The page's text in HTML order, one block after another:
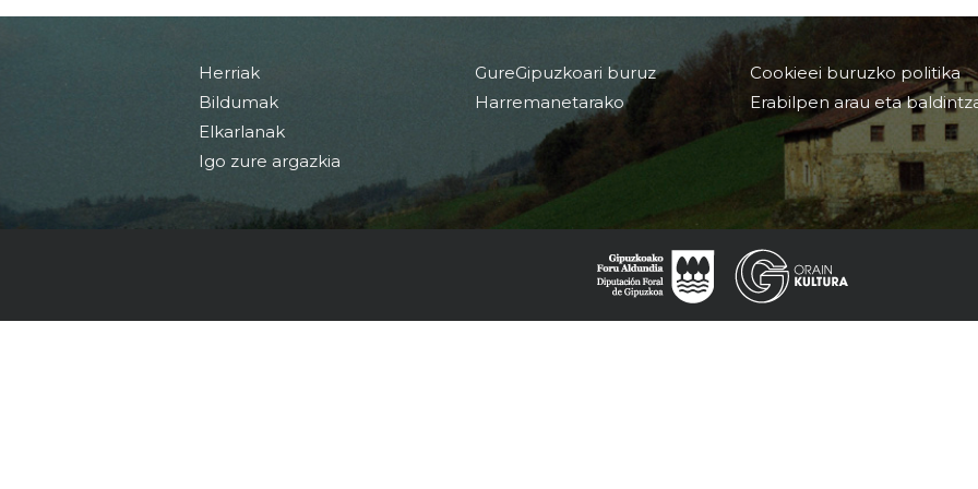
Herriak
Bildumak
Elkarlanak
Igo zure argazkia
GureGipuzkoari buruz
Harremanetarako
Cookieei buruzko politika
Erabilpen arau eta